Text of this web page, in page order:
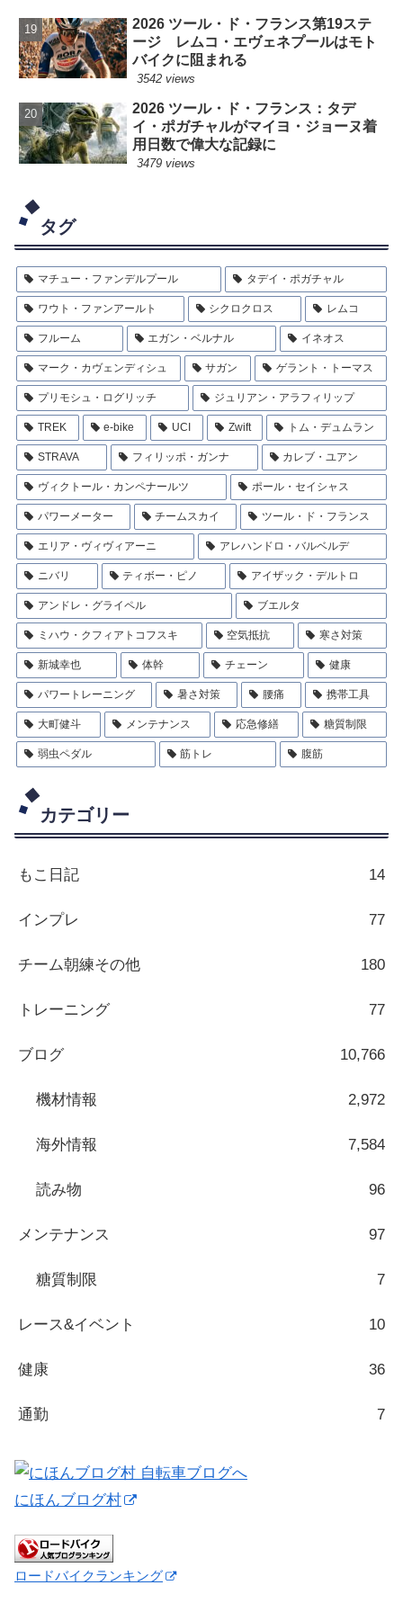
2026 ツール・ド・フランス第19ステ
ージ レムコ・エヴェネプールはモト
バイクに阻まれる
3542 views
2026 ツール・ド・フランス：タデ
イ・ポガチャルがマイヨ・ジョーヌ着
用日数で偉大な記録に
3479 views
タグ
マチュー・ファンデルプール タデイ・ポガチャル
ワウト・ファンアールト シクロクロス レムコ
フルーム エガン・ベルナル イネオス
マーク・カヴェンディシュ サガン ゲラント・トーマス
プリモシュ・ログリッチ ジュリアン・アラフィリップ
TREK e-bike UCI Zwift トム・デュムラン
STRAVA フィリッポ・ガンナ カレブ・ユアン
ヴィクトール・カンペナールツ ポール・セイシャス
パワーメーター チームスカイ ツール・ド・フランス
エリア・ヴィヴィアーニ アレハンドロ・バルベルデ
ニバリ ティボー・ピノ アイザック・デルトロ
アンドレ・グライペル ブエルタ
ミハウ・クフィアトコフスキ 空気抵抗 寒さ対策
新城幸也 体幹 チェーン 健康
パワートレーニング 暑さ対策 腰痛 携帯工具
大町健斗 メンテナンス 応急修繕 糖質制限
弱虫ペダル 筋トレ 腹筋
カテゴリー
もこ日記 14
インプレ 77
チーム朝練その他 180
トレーニング 77
ブログ 10,766
機材情報 2,972
海外情報 7,584
読み物 96
メンテナンス 97
糖質制限 7
レース&イベント 10
健康 36
通勤 7
にほんブログ村
ロードバイクランキング